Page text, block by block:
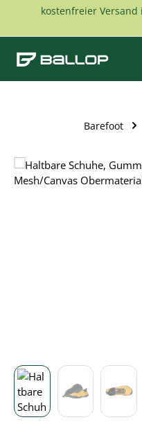
Zum Hauptinhalt springen
kostenfreier
Barefoot
Bildergalerie überspringen